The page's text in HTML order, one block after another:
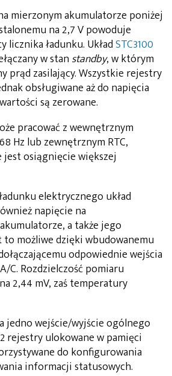
mierzonym akumulatorze poniżej
na 2,7 V powoduje
licznika ładunku. UkładSTC3100
w stan standby, w którym
prąd zasilający. Wszystkie rejestry
obsługiwane aż do napięcia
są zerowane.
pracować z wewnętrznym
Hz lub zewnętrznym RTC,
osiągnięcie większej
elektrycznego układ
napięcie na
a także jego
to możliwe dzięki wbudowanemu
odpowiednie wejścia
C. Rozdzielczość pomiaru
2,44 mV, zaś temperatury
jedno wejście/wyjście ogólnego
rejestry ulokowane w pamięci
do konfigurowania
informacji statusowych.